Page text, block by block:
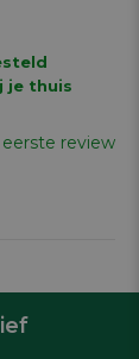
je thuis
eerste review